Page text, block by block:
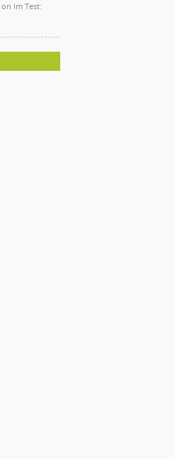
on Im Test: